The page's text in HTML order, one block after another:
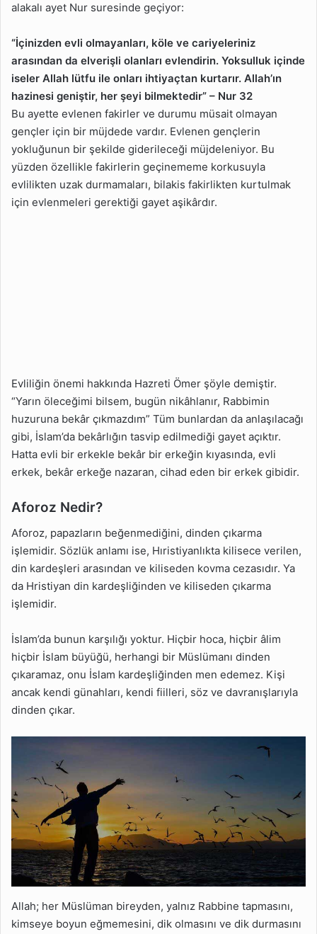
alakalı ayet Nur suresinde geçiyor:
“İçinizden evli olmayanları, köle ve cariyeleriniz
arasından da elverişli olanları evlendirin. Yoksulluk içinde
iseler Allah lütfu ile onları ihtiyaçtan kurtarır. Allah’ın
hazinesi geniştir, her şeyi bilmektedir” – Nur 32
Bu ayette evlenen fakirler ve durumu müsait olmayan
gençler için bir müjdede vardır. Evlenen gençlerin
yokluğunun bir şekilde giderileceği müjdeleniyor. Bu
yüzden özellikle fakirlerin geçinememe korkusuyla
evlilikten uzak durmamaları, bilakis fakirlikten kurtulmak
için evlenmeleri gerektiği gayet aşikârdır.
Evliliğin önemi hakkında Hazreti Ömer şöyle demiştir.
“Yarın öleceğimi bilsem, bugün nikâhlanır, Rabbimin
huzuruna bekâr çıkmazdım” Tüm bunlardan da anlaşılacağı
gibi, İslam’da bekârlığın tasvip edilmediği gayet açıktır.
Hatta evli bir erkekle bekâr bir erkeğin kıyasında, evli
erkek, bekâr erkeğe nazaran, cihad eden bir erkek gibidir.
Aforoz Nedir?
Aforoz, papazların beğenmediğini, dinden çıkarma
işlemidir. Sözlük anlamı ise, Hıristiyanlıkta kilisece verilen,
din kardeşleri arasından ve kiliseden kovma cezasıdır. Ya
da Hristiyan din kardeşliğinden ve kiliseden çıkarma
işlemidir.
İslam’da bunun karşılığı yoktur. Hiçbir hoca, hiçbir âlim
hiçbir İslam büyüğü, herhangi bir Müslümanı dinden
çıkaramaz, onu İslam kardeşliğinden men edemez. Kişi
ancak kendi günahları, kendi fiilleri, söz ve davranışlarıyla
dinden çıkar.
Allah; her Müslüman bireyden, yalnız Rabbine tapmasını,
kimseye boyun eğmemesini, dik olmasını ve dik durmasını